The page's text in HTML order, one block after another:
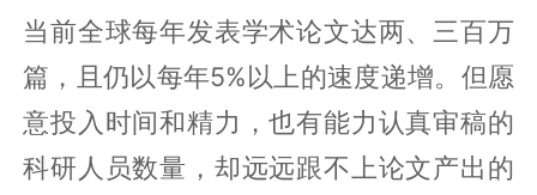
当前全球每年发表学术论文达两、三百万
篇，且仍以每年5%以上的速度递增。但愿
意投入时间和精力，也有能力认真审稿的
科研人员数量，却远远跟不上论文产出的